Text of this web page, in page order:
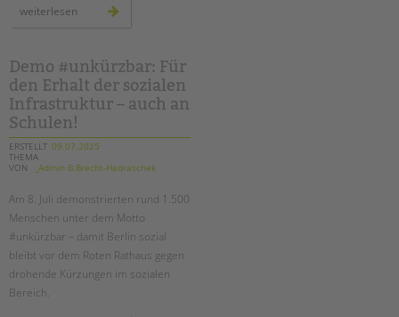
Briefe an Kai
PRESSE
Magazin
KONTAKT
Datenschutz
Hinweisgebersystem
Intranet
weiterlesen
deutschen lesepreis 2025
Demo #unkürzbar: Für
den Erhalt der sozialen
Infrastruktur – auch an
Schulen!
ERSTELLT 09.07.2025
THEMA
VON
_Admin B.Brecht-Hadraschek
Am 8. Juli demonstrierten rund 1.500
Menschen unter dem Motto
#unkürzbar – damit Berlin sozial
bleibt vor dem Roten Rathaus gegen
drohende Kürzungen im sozialen
Bereich.